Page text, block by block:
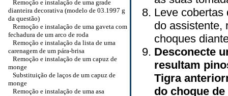
Remoção e instalação de uma grade
dianteira decorativa (modelo de 03.1997 g
da questão)
Remoção e instalação de uma gaveta com
fechadura de um arco de roda
Remoção e instalação da lista de uma
carenagem de um pára-brisa
Remoção e instalação de um capuz de
monge
Substituição de laços de um capuz de
monge
Remoção e instalação de uma asa
Leve cobertas
do assistente,
choques
Desconecte
resultam
Tigra
do choque